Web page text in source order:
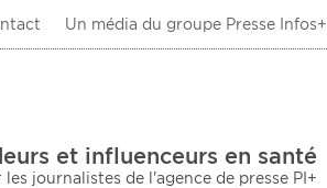
Un média du groupe Presse Infos+
et influenceurs en santé
les journalistes de l'agence de presse PI+